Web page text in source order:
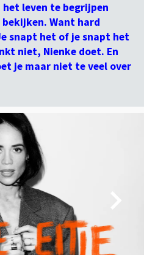
leven te begrijpen
Want hard
snapt het of je snapt het
niet, Nienke doet. En
je maar niet te veel over